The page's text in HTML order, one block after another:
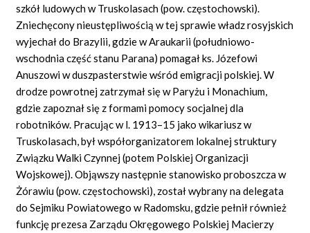
szkół ludowych w Truskolasach (pow. częstochowski).
Zniechęcony nieustępliwością w tej sprawie władz rosyjskich
wyjechał do Brazylii, gdzie w Araukarii (południowo-
wschodnia część stanu Parana) pomagał ks. Józefowi
Anuszowi w duszpasterstwie wśród emigracji polskiej. W
drodze powrotnej zatrzymał się w Paryżu i Monachium,
gdzie zapoznał się z formami pomocy socjalnej dla
robotników. Pracując w l. 1913–15 jako wikariusz w
Truskolasach, był współorganizatorem lokalnej struktury
Związku Walki Czynnej (potem Polskiej Organizacji
Wojskowej). Objąwszy następnie stanowisko proboszcza w
Żórawiu (pow. częstochowski), został wybrany na delegata
do Sejmiku Powiatowego w Radomsku, gdzie pełnił również
funkcję prezesa Zarządu Okręgowego Polskiej Macierzy